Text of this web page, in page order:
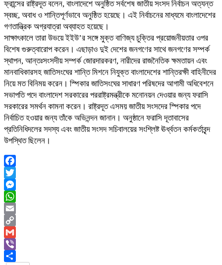
ফ্রান্সের রাষ্ট্রদূত বলেন, বাংলাদেশে অনুষ্ঠিত সর্বশেষ জাতীয় সংসদ নির্বাচন অত্যন্ত
স্বচ্ছ, অবাধ ও শান্তিপূর্ণভাবে অনুষ্ঠিত হয়েছে। এই নির্বাচনের মাধ্যমে বাংলাদেশের
গণতান্ত্রিক অগ্রযাত্রা অব্যাহত হয়েছে।
সাক্ষাৎকালে তারা উভয়ে ইইউ’র সঙ্গে মুক্ত বাণিজ্য চুক্তির প্রয়োজনীয়তার ওপর
বিশেষ গুরুত্বারোপ করেন। এছাড়াও দুই দেশের জনগণের সাথে জনগণের সম্পর্ক
স্থাপন, আন্তঃসংসদীয় সম্পর্ক জোরদারকরণ, নারীদের রাজনৈতিক ক্ষমতায়ন এবং
মানবাধিকারসহ জাতিসংঘের শান্তি মিশনে নিযুক্ত বাংলাদেশের শান্তিরক্ষী বাহিনীদের
নিয়ে মত বিনিময় করেন। স্পিকার জাতিসংঘের সাধারণ পরিষদের আগামী অধিবেশনে
সভাপতি পদে বাংলাদেশ সরকারের পররাষ্ট্রমন্ত্রীকে মনোনয়ন দেওয়ার জন্য ফরাসি
সরকারের সমর্থন কামনা করেন। রাষ্ট্রদূত এসময় জাতীয় সংসদের স্পিকার পদে
নির্বাচিত হওয়ার জন্য তাঁকে অভিনন্দন জানান। অনুষ্ঠানে ফরাসি দূতাবাসের
প্রতিনিধিদলের সদস্য এবং জাতীয় সংসদ সচিবালয়ের সংশ্লিষ্ট ঊর্ধ্বতন কর্মকর্তাবৃন্দ
উপস্থিত ছিলেন।
Facebook
Twitter
Messenger
WhatsApp
Email
Copy
Link
Gmail
Viber